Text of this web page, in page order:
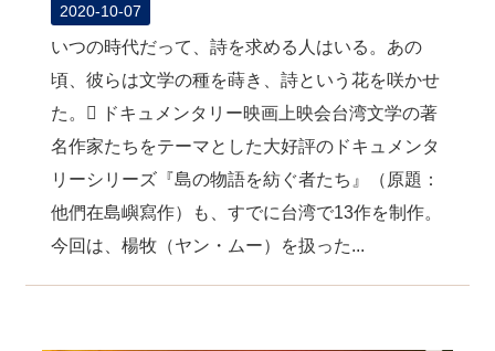
2020-10-07
いつの時代だって、詩を求める人はいる。あの
頃、彼らは文学の種を蒔き、詩という花を咲かせ
た。 ドキュメンタリー映画上映会台湾文学の著
名作家たちをテーマとした大好評のドキュメンタ
リーシリーズ『島の物語を紡ぐ者たち』（原題：
他們在島嶼寫作）も、すでに台湾で13作を制作。
今回は、楊牧（ヤン・ムー）を扱った...